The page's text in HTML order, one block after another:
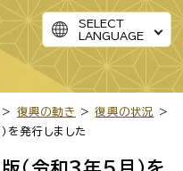
SELECT
LANGUAGE
> 復興の動き >復興の状況
>
を発行しました
（令和3年5月）を